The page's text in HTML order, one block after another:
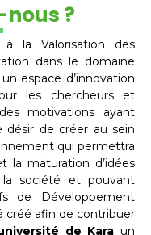
?
à la Valorisation des
dans le domaine
espace d’innovation
les chercheurs et
motivations ayant
désir de créer au sein
qui permettra
la maturation d’idées
société et pouvant
de Développement
créé afin de contribuer
de Kara un